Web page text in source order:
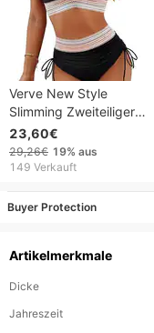
Verve New Style
Slimming Zweiteiliger
Badeanzug für Frauen
Sexy Deep V High
Waist Bikini Bademode
23,60€
29,26€ 19% aus
149 Verkauft
Buyer Protection
Artikelmerkmale
Dicke
Jahreszeit